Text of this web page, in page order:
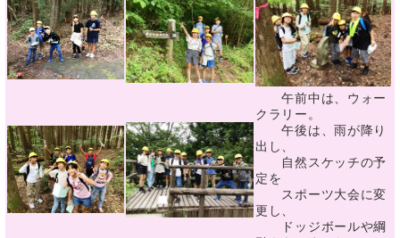
午前中は、ウォー
クラリー。
午後は、雨が降り
出し、
自然スケッチの予
定を
スポーツ大会に変
更し、
ドッジボールや綱